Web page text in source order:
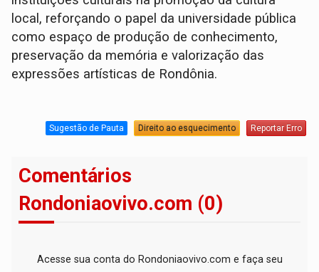
local, reforçando o papel da universidade pública
como espaço de produção de conhecimento,
preservação da memória e valorização das
expressões artísticas de Rondônia.
Sugestão de Pauta Direito ao esquecimento Reportar Erro
Comentários
Rondoniaovivo.com (0)
Acesse sua conta do Rondoniaovivo.com e faça seu